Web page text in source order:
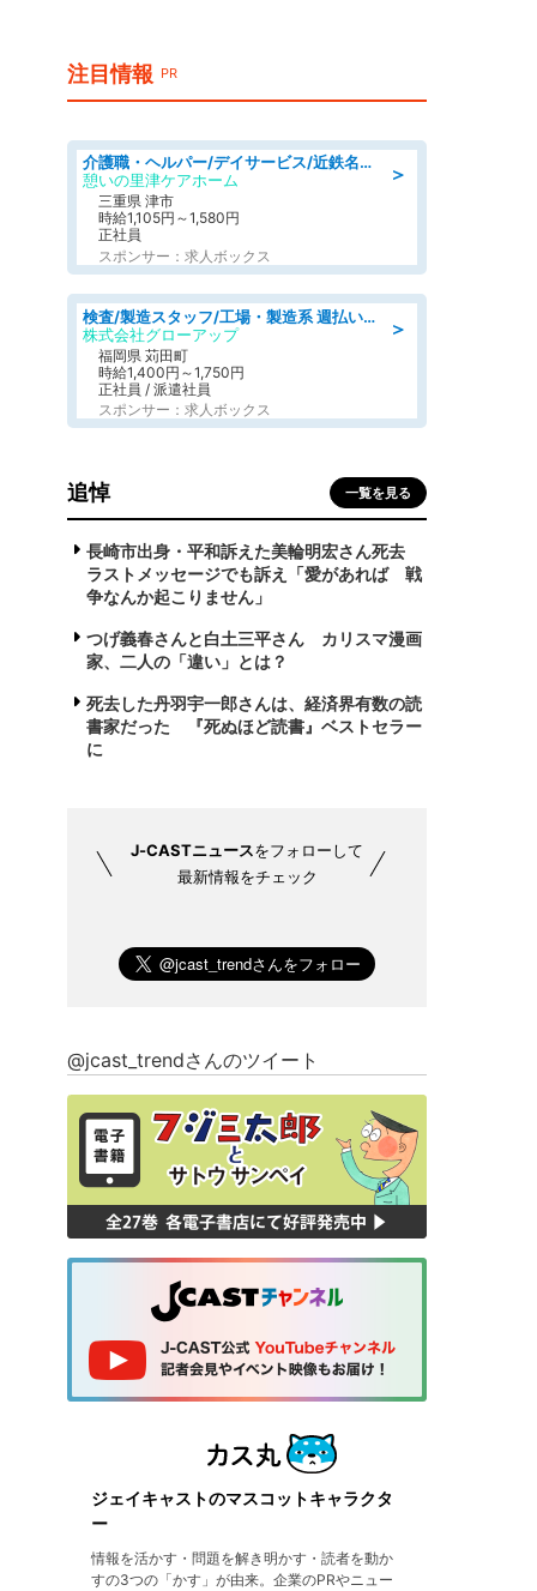
注目情報 PR
＞
介護職・ヘルパー/デイサービス/近鉄名古屋線 高田本山/津市/三重県
憩いの里津ケアホーム
三重県 津市
時給1,105円～1,580円
正社員
スポンサー：求人ボックス
＞
検査/製造スタッフ/工場・製造系 週払いOK 土日休み プラスチック製品組立 チェック
株式会社グローアップ
福岡県 苅田町
時給1,400円～1,750円
正社員 / 派遣社員
スポンサー：求人ボックス
追悼 一覧を見る
長崎市出身・平和訴えた美輪明宏さん死去
ラストメッセージでも訴え「愛があれば 戦
争なんか起こりません」
つげ義春さんと白土三平さん カリスマ漫画
家、二人の「違い」とは？
死去した丹羽宇一郎さんは、経済界有数の読
書家だった 『死ぬほど読書』ベストセラー
に
J-CASTニュースをフォローして
最新情報をチェック
@jcast_trendさんのツイート
ジェイキャストのマスコットキャラクタ
ー
情報を活かす・問題を解き明かす・読者を動か
すの3つの「かす」が由来。企業のPRやニュー